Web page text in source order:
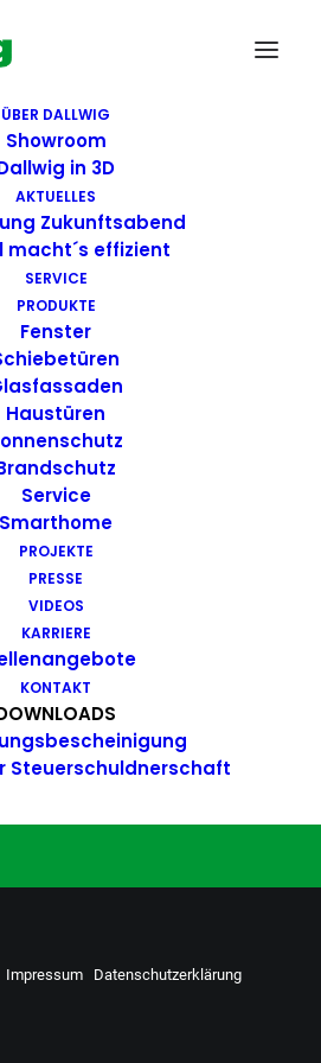
ÜBER DALLWIG
Showroom
in 3D
AKTUELLES
Zukunftsabend
macht´s effizient
SERVICE
PRODUKTE
Fenster
Haustüren
Service
Smarthome
PROJEKTE
PRESSE
VIDEOS
KARRIERE
KONTAKT
Steuerschuldnerschaft
Dich!
auf einen Job mit
dich ganz einfach
Impressum Datenschutzerklärung